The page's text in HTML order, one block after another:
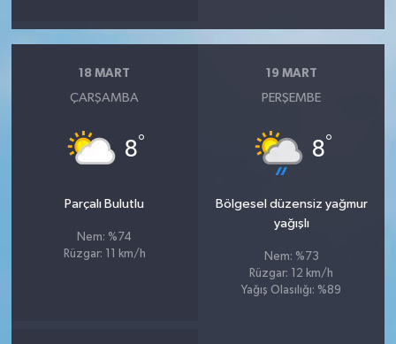
18 MART
ÇARŞAMBA
8°
Parçalı Bulutlu
Nem: %74
Rüzgar: 11 km/h
19 MART
PERŞEMBE
8°
Bölgesel düzensiz yağmur
yağışlı
Nem: %73
Rüzgar: 12 km/h
Yağış Olasılığı: %89